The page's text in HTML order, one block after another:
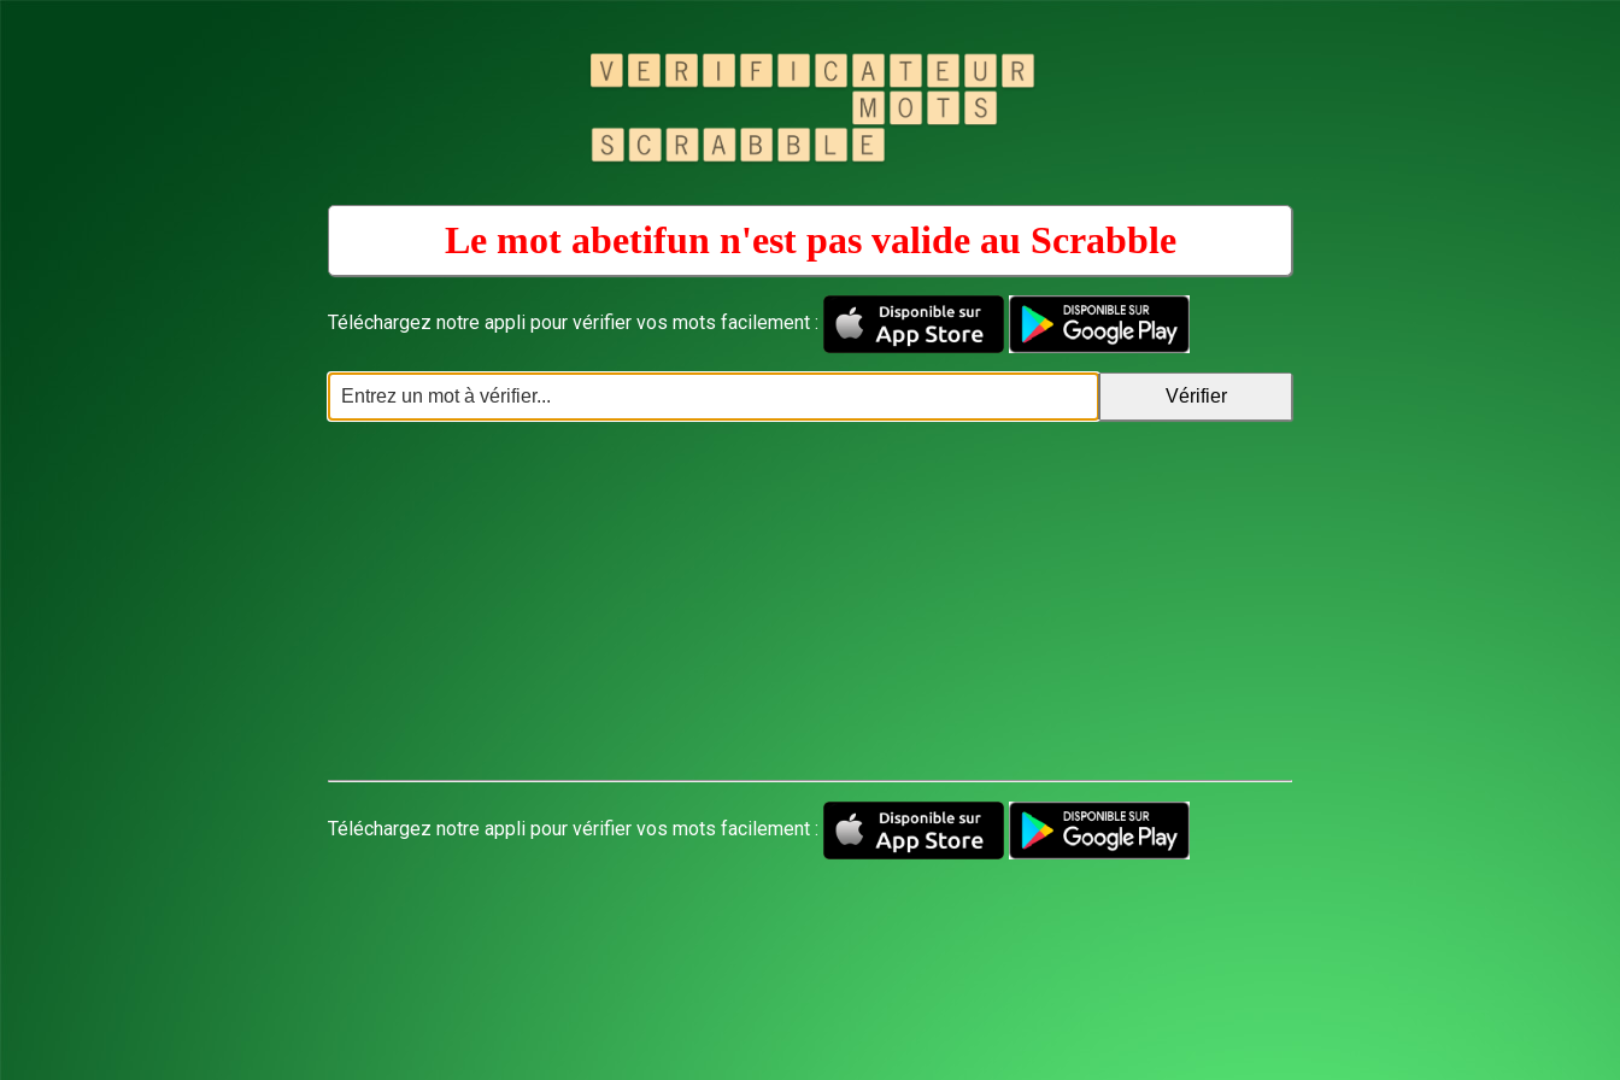
Le mot abetifun n'est pas valide au Scrabble
Téléchargez notre appli pour vérifier vos mots facilement :
Téléchargez notre appli pour vérifier vos mots facilement :